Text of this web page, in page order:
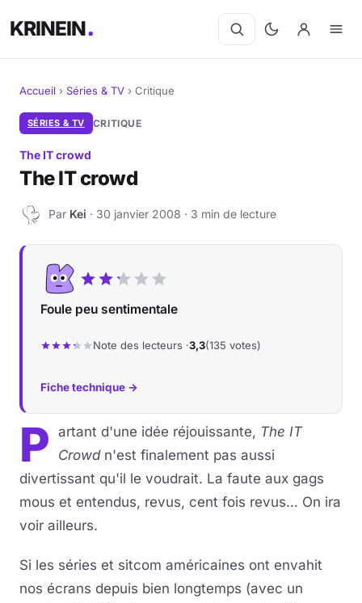
KRINEIN
Cinéma
Séries
Livres
Jeux vidéo
Musique
Sortir
Sciences & Tech
Accueil › Séries & TV › Critique
SÉRIES & TV CRITIQUE
The IT crowd
The IT crowd
K Par Kei · 30 janvier 2008 · 3 min de lecture
Foule peu sentimentale
Note des lecteurs ·3,3(135 votes)
Fiche technique →
P artant d'une idée réjouissante, The IT
Crowdn'est finalement pas aussi
divertissant qu'il le voudrait. La faute aux gags
mous et entendus, revus, cent fois revus… On ira
voir ailleurs.
Si les séries et sitcom américaines ont envahit
nos écrans depuis bien longtemps (avec un